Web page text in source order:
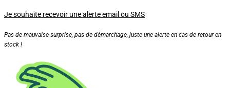
Je souhaite recevoir une alerte email ou SMS
Pas de mauvaise surprise, pas de démarchage, juste une alerte en cas de retour en
stock !